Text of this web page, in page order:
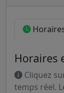
Horaires
Cliquez
temps réel.